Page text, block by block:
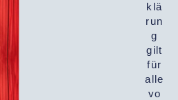
klä
run
g
gilt
für
alle
vo